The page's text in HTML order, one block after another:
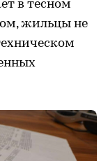
в тесном
жильцы не